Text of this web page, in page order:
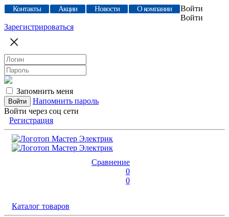
Контакты Акции Новости О компании
Войти
Войти
Зарегистрироваться
Запомнить меня
Напомнить пароль
Войти через соц сети
Регистрация
Сравнение
0
0
Каталог товаров